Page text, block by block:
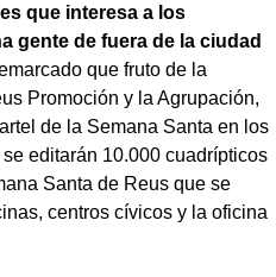
que interesa a los
gente de fuera de la ciudad
que fruto de la
Promoción y la Agrupación,
de la Semana Santa en los
editarán 10.000 cuadrípticos
Santa de Reus que se
centros cívicos y la oficina